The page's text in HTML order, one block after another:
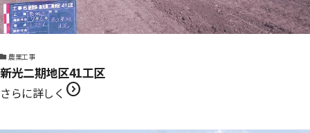
農業工事
新光二期地区41工区
さらに詳しく expand_circle_right